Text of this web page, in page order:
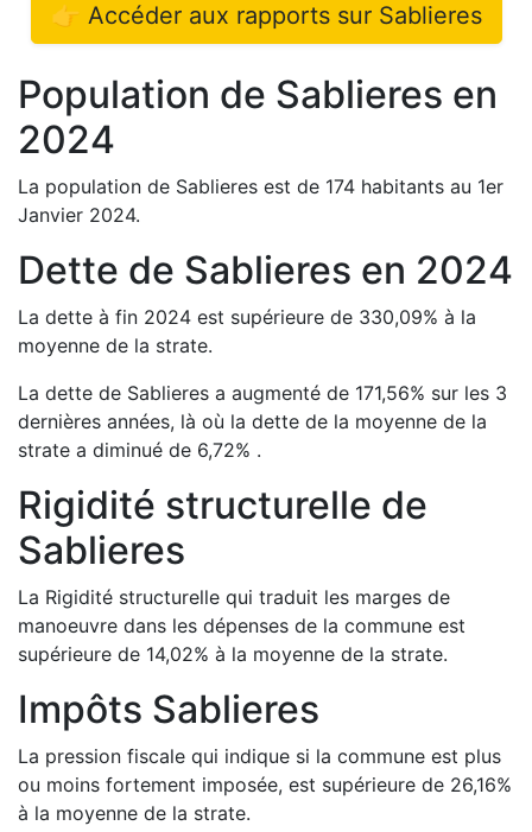
👉 Accéder aux rapports sur Sablieres
Population de Sablieres en
2024
La population de Sablieres est de 174 habitants au 1er
Janvier 2024.
Dette de Sablieres en 2024
La dette à fin 2024 est supérieure de 330,09% à la
moyenne de la strate.
La dette de Sablieres a augmenté de 171,56% sur les 3
dernières années, là où la dette de la moyenne de la
strate a diminué de 6,72% .
Rigidité structurelle de
Sablieres
La Rigidité structurelle qui traduit les marges de
manoeuvre dans les dépenses de la commune est
supérieure de 14,02% à la moyenne de la strate.
Impôts Sablieres
La pression fiscale qui indique si la commune est plus
ou moins fortement imposée, est supérieure de 26,16%
à la moyenne de la strate.